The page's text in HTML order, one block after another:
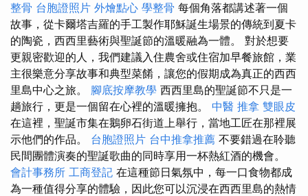
整骨 台胞證照片 外燴點心 學整骨 每個角落都講述著一個
故事，從卡爾塔吉羅的手工製作耶穌誕生場景的傳統到夏卡
的陶瓷，西西里藝術與聖誕節的溫暖融為一體。 對於想要
更親密歡迎的人，我們建議入住農舍或住宿加早餐旅館，業
主很樂意分享故事和典型菜餚，讓您的假期成為真正的西西
里島中心之旅。 腳底按摩教學 西西里島的聖誕節不只是一
趟旅行，更是一個留在心裡的溫暖擁抱。 中醫 推拿 雙眼皮
在這裡，聖誕市集在鵝卵石街道上舉行，當地工匠在那裡展
示他們的作品。 台胞證照片 台中推拿推薦 不要錯過在聆聽
民間團體演奏的聖誕歌曲的同時享用一杯熱紅酒的機會。
會計事務所 工商登記 在這種節日氣氛中，每一口食物都成
為一種值得分享的體驗，因此您可以沉浸在西西里島的熱情